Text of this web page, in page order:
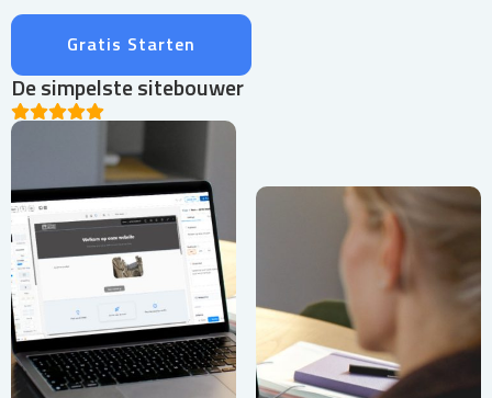
Gratis Starten
De simpelste sitebouwer